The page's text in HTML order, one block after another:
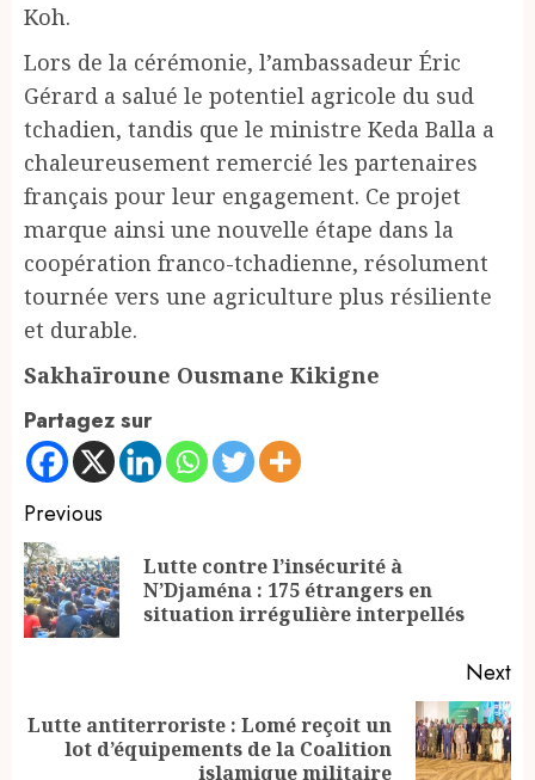
Koh.
Lors de la cérémonie, l’ambassadeur Éric
Gérard a salué le potentiel agricole du sud
tchadien, tandis que le ministre Keda Balla a
chaleureusement remercié les partenaires
français pour leur engagement. Ce projet
marque ainsi une nouvelle étape dans la
coopération franco-tchadienne, résolument
tournée vers une agriculture plus résiliente
et durable.
Sakhaïroune Ousmane Kikigne
Partagez sur
Continue
Reading
Previous
Lutte contre l’insécurité à
N’Djaména : 175 étrangers en
situation irrégulière interpellés
Next
Next
Lutte antiterroriste : Lomé reçoit un
lot d’équipements de la Coalition
islamique militaire